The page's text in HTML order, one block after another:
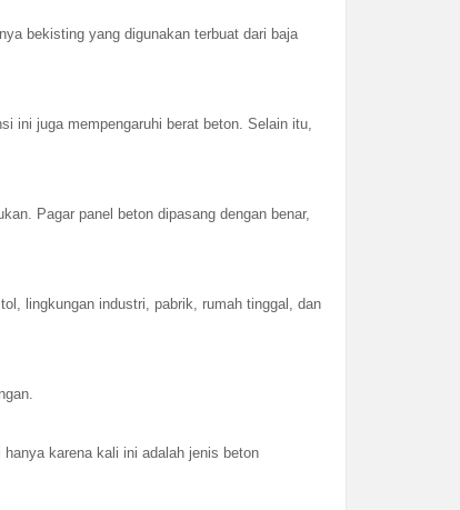
bekisting yang digunakan terbuat dari baja
ini juga mempengaruhi berat beton. Selain itu,
Pagar panel beton dipasang dengan benar,
lingkungan industri, pabrik, rumah tinggal, dan
karena kali ini adalah jenis beton